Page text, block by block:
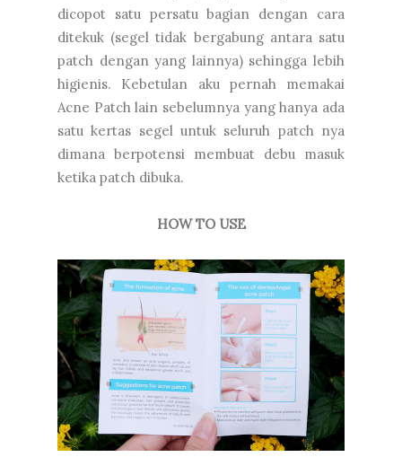
dicopot satu persatu bagian dengan cara
ditekuk (segel tidak bergabung antara satu
patch dengan yang lainnya) sehingga lebih
higienis. Kebetulan aku pernah memakai
Acne Patch lain sebelumnya yang hanya ada
satu kertas segel untuk seluruh patch nya
dimana berpotensi membuat debu masuk
ketika patch dibuka.
HOW TO USE